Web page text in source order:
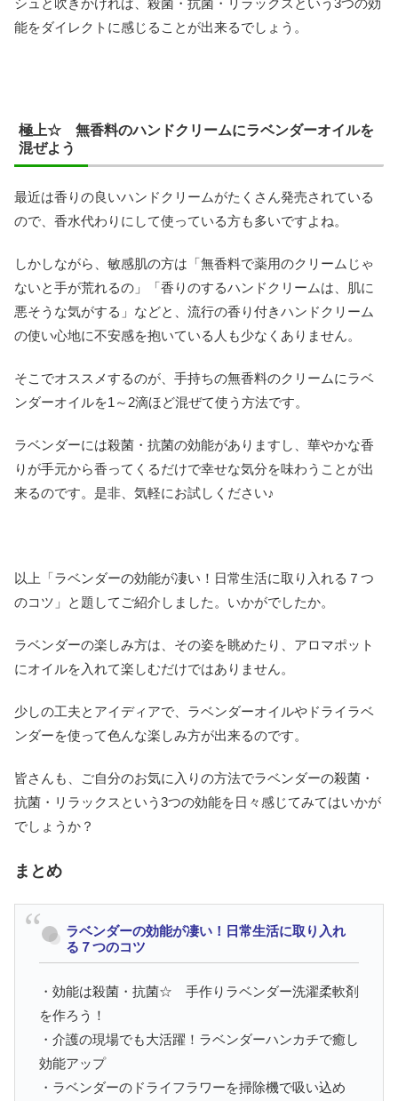
シュと吹きかければ、殺菌・抗菌・リラックスという3つの効
能をダイレクトに感じることが出来るでしょう。
極上☆ 無香料のハンドクリームにラベンダーオイルを
混ぜよう
最近は香りの良いハンドクリームがたくさん発売されている
ので、香水代わりにして使っている方も多いですよね。
しかしながら、敏感肌の方は「無香料で薬用のクリームじゃ
ないと手が荒れるの」「香りのするハンドクリームは、肌に
悪そうな気がする」などと、流行の香り付きハンドクリーム
の使い心地に不安感を抱いている人も少なくありません。
そこでオススメするのが、手持ちの無香料のクリームにラベ
ンダーオイルを1～2滴ほど混ぜて使う方法です。
ラベンダーには殺菌・抗菌の効能がありますし、華やかな香
りが手元から香ってくるだけで幸せな気分を味わうことが出
来るのです。是非、気軽にお試しください♪
以上「ラベンダーの効能が凄い！日常生活に取り入れる７つ
のコツ」と題してご紹介しました。いかがでしたか。
ラベンダーの楽しみ方は、その姿を眺めたり、アロマポット
にオイルを入れて楽しむだけではありません。
少しの工夫とアイディアで、ラベンダーオイルやドライラベ
ンダーを使って色んな楽しみ方が出来るのです。
皆さんも、ご自分のお気に入りの方法でラベンダーの殺菌・
抗菌・リラックスという3つの効能を日々感じてみてはいかが
でしょうか？
まとめ
ラベンダーの効能が凄い！日常生活に取り入れ
る７つのコツ
・効能は殺菌・抗菌☆ 手作りラベンダー洗濯柔軟剤
を作ろう！
・介護の現場でも大活躍！ラベンダーハンカチで癒し
効能アップ
・ラベンダーのドライフラワーを掃除機で吸い込め